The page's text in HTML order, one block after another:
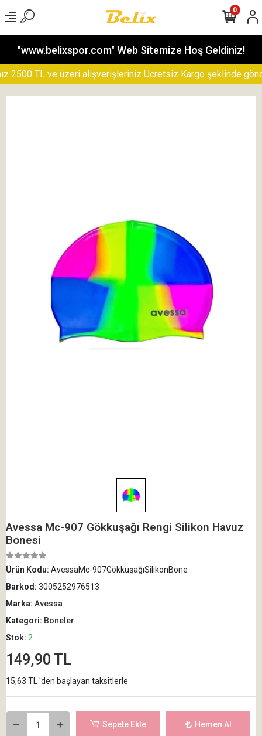
"www.belixspor.com" Web Sitemize Hoş Geldiniz!
2500 TL ve üzeri alışverişleriniz Ücretsiz Kargo şeklinde
0
Avessa Mc-907 Gökkuşağı Rengi Silikon Havuz
Bonesi
Ürün Kodu: AvessaMc-907GökkuşağıSilikonBone
Barkod: 3005252976513
Marka: Avessa
Kategori: Boneler
Stok: 2
149,90 TL
15,63 TL 'den başlayan taksitlerle
Sepete Ekle Hemen Al